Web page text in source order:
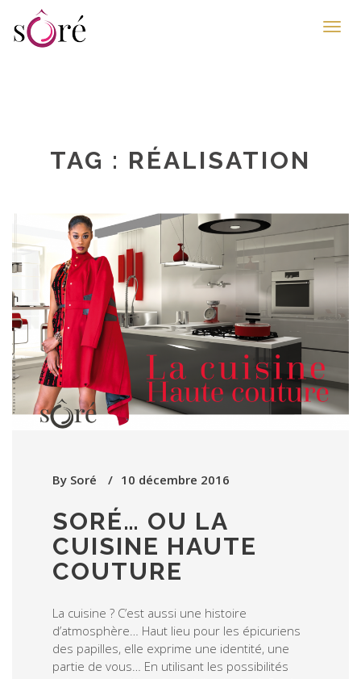
TAG : RÉALISATION
By Soré 10 décembre 2016
SORÉ… OU LA
CUISINE HAUTE
COUTURE
La cuisine ? C’est aussi une histoire
d’atmosphère… Haut lieu pour les épicuriens
des papilles, elle exprime une identité, une
partie de vous… En utilisant les possibilités